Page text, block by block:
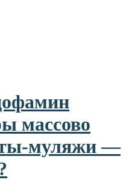
массово
муляжи —